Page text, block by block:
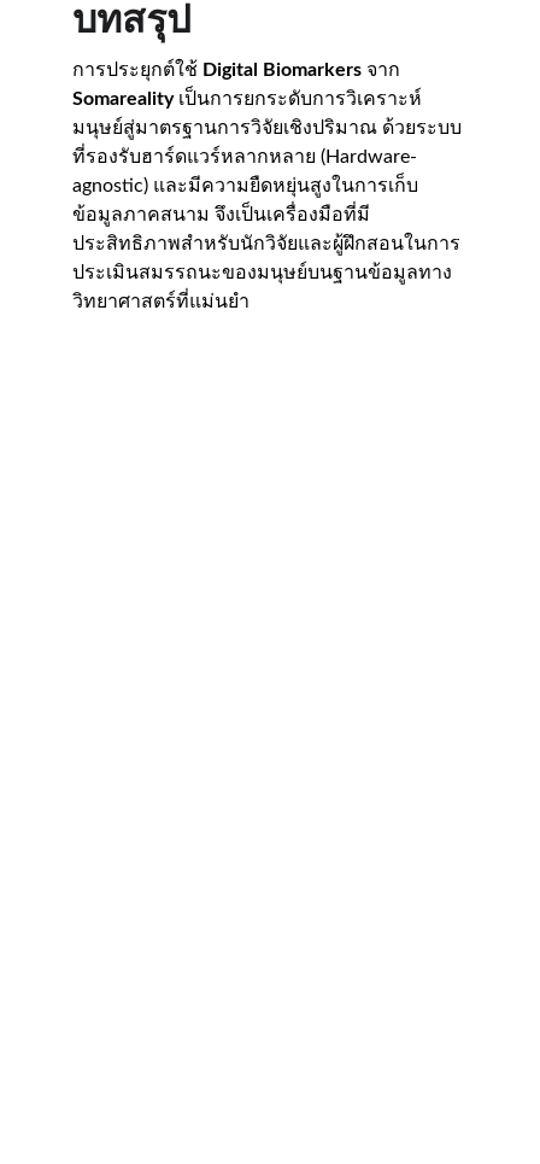
บทสรุป
การประยุกต์ใช้ Digital Biomarkers จาก
Somareality เป็นการยกระดับการวิเคราะห์
มนุษย์สู่มาตรฐานการวิจัยเชิงปริมาณ ด้วยระบบ
ที่รองรับฮาร์ดแวร์หลากหลาย (Hardware-
agnostic) และมีความยืดหยุ่นสูงในการเก็บ
ข้อมูลภาคสนาม จึงเป็นเครื่องมือที่มี
ประสิทธิภาพสำหรับนักวิจัยและผู้ฝึกสอนในการ
ประเมินสมรรถนะของมนุษย์บนฐานข้อมูลทาง
วิทยาศาสตร์ที่แม่นยำ